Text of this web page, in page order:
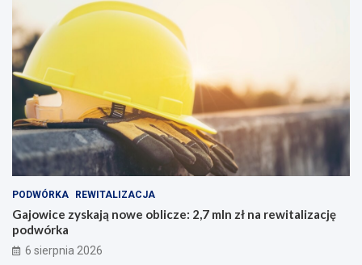
PODWÓRKA REWITALIZACJA
Gajowice zyskają nowe oblicze: 2,7 mln zł na rewitalizację
podwórka
6 sierpnia 2026